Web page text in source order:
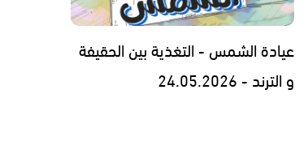
عيادة الشمس - التغذية بين الحقيفة
و الترند - 24.05.2026